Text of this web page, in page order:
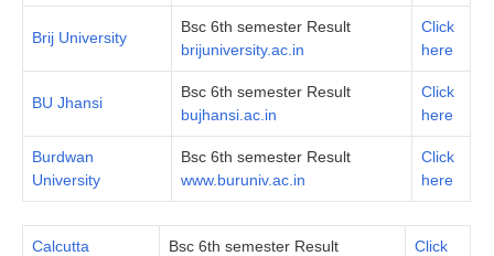
Brij University
Bsc 6th semester Result
brijuniversity.ac.in
Click
here
BU Jhansi
Bsc 6th semester Result
bujhansi.ac.in
Click
here
Burdwan
University
Bsc 6th semester Result
www.buruniv.ac.in
Click
here
Calcutta
Bsc 6th semester Result
Click